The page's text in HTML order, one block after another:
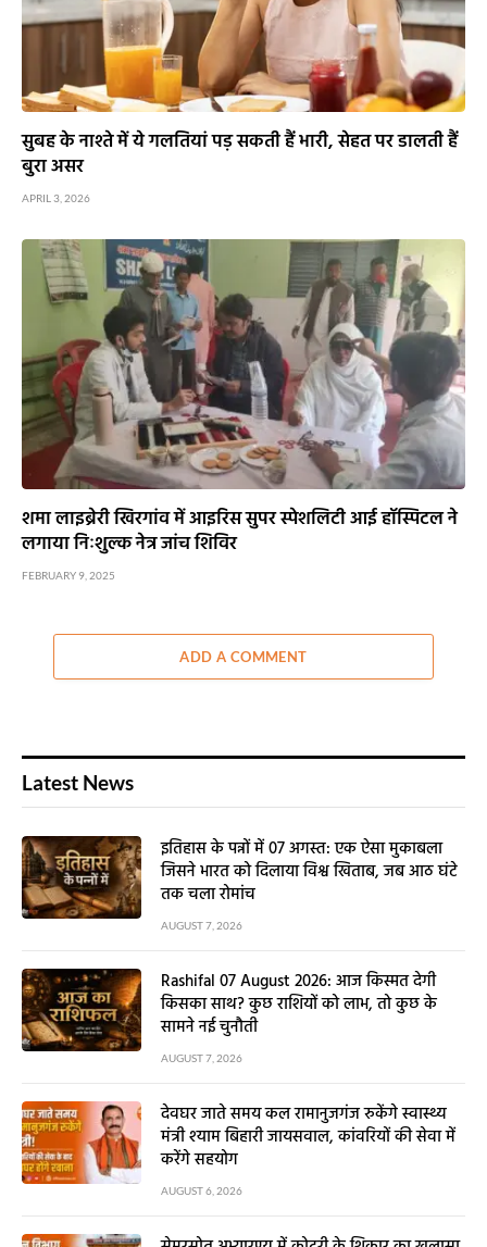
सुबह के नाश्ते में ये गलतियां पड़ सकती हैं भारी, सेहत पर डालती हैं
बुरा असर
APRIL 3, 2026
शमा लाइब्रेरी खिरगांव में आइरिस सुपर स्पेशलिटी आई हॉस्पिटल ने
लगाया निःशुल्क नेत्र जांच शिविर
FEBRUARY 9, 2025
ADD A COMMENT
Latest News
इतिहास के पन्नों में 07 अगस्त: एक ऐसा मुकाबला
जिसने भारत को दिलाया विश्व खिताब, जब आठ घंटे
तक चला रोमांच
AUGUST 7, 2026
Rashifal 07 August 2026: आज किस्मत देगी
किसका साथ? कुछ राशियों को लाभ, तो कुछ के
सामने नई चुनौती
AUGUST 7, 2026
देवघर जाते समय कल रामानुजगंज रुकेंगे स्वास्थ्य
मंत्री श्याम बिहारी जायसवाल, कांवरियों की सेवा में
करेंगे सहयोग
AUGUST 6, 2026